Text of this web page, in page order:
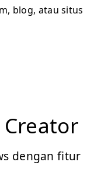
blog, atau situs
dengan fitur